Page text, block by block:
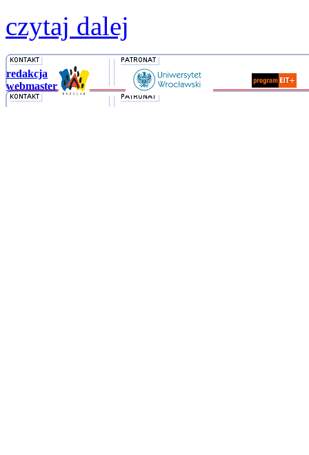
czytaj dalej
redakcja
webmaster